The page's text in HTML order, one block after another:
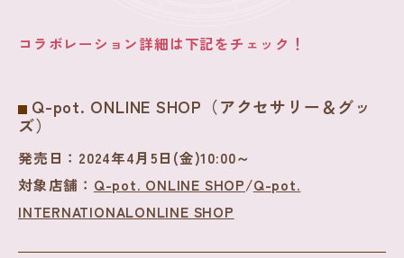
コラボレーション詳細は下記をチェック！
Q-pot. ONLINE SHOP（アクセサリー＆グッ
ズ）
発売日： 2024年4月5日(金)10:00～
対象店舗： Q-pot. ONLINE SHOP/Q-pot.
INTERNATIONALONLINE SHOP